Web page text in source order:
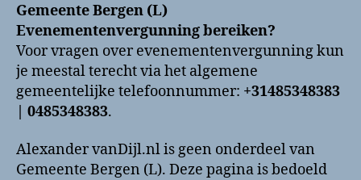
Gemeente Bergen (L)
Evenementenvergunning bereiken?
Voor vragen over evenementenvergunning kun
je meestal terecht via het algemene
gemeentelijke telefoonnummer: +31485348383
| 0485348383.
Alexander vanDijl.nl is geen onderdeel van
Gemeente Bergen (L). Deze pagina is bedoeld